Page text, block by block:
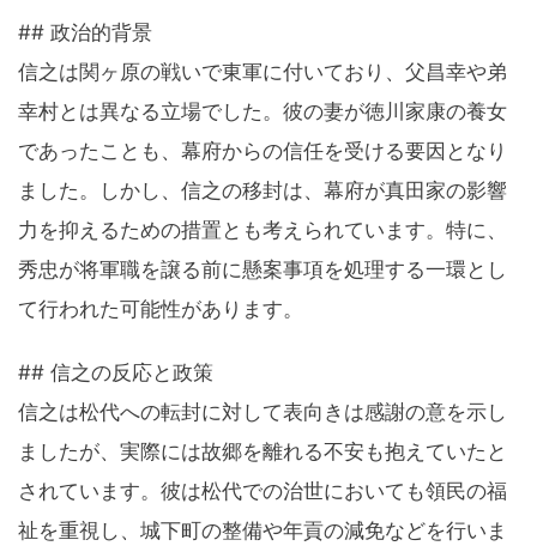
## 政治的背景
信之は関ヶ原の戦いで東軍に付いており、父昌幸や弟
幸村とは異なる立場でした。彼の妻が徳川家康の養女
であったことも、幕府からの信任を受ける要因となり
ました。しかし、信之の移封は、幕府が真田家の影響
力を抑えるための措置とも考えられています。特に、
秀忠が将軍職を譲る前に懸案事項を処理する一環とし
て行われた可能性があります。
## 信之の反応と政策
信之は松代への転封に対して表向きは感謝の意を示し
ましたが、実際には故郷を離れる不安も抱えていたと
されています。彼は松代での治世においても領民の福
祉を重視し、城下町の整備や年貢の減免などを行いま